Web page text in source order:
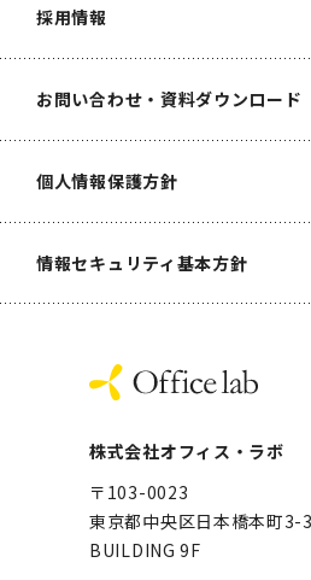
採用情報
お問い合わせ・資料ダウンロード
個人情報保護方針
情報セキュリティ基本方針
株式会社オフィス・ラボ
〒103-0023
東京都中央区日本橋本町3-
BUILDING 9F